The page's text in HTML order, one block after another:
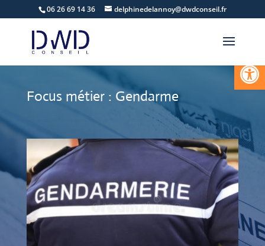
Ouvrir
06 26 69 14 36 delphinedelannoy@dwdconseil.fr
Focus métier : Gendarme